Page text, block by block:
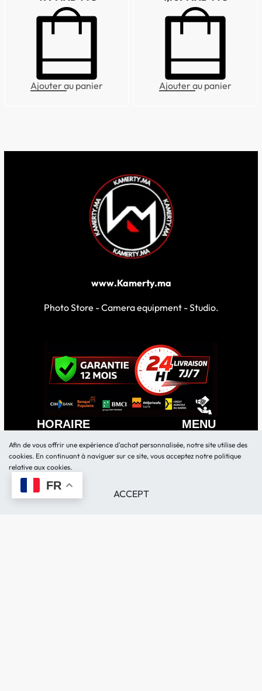
Ajouter au panier Ajouter au panier
www.Kamerty.ma
Photo Store - Camera equipment - Studio.
HORAIRE
Lundi – Vendredi 10:30h-
18h
Samedi 11:00h-17h
MENU
BOUTIQUE
LOCATION MATERIEL
Afin de vous offrir une expérience d'achat personnalisée, notre site utilise des
cookies. En continuant à naviguer sur ce site, vous acceptez notre politique
relative aux cookies.
ACCEPT
FR